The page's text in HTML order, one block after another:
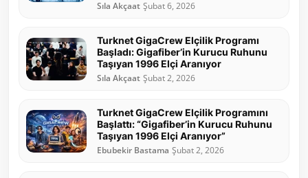
Sıla Akçaat Şubat 6, 2026
Turknet GigaCrew Elçilik Programı
Başladı: Gigafiber’in Kurucu Ruhunu
Taşıyan 1996 Elçi Aranıyor
Sıla Akçaat Şubat 2, 2026
Turknet GigaCrew Elçilik Programını
Başlattı: “Gigafiber’in Kurucu Ruhunu
Taşıyan 1996 Elçi Aranıyor”
Ebubekir Bastama Şubat 2, 2026